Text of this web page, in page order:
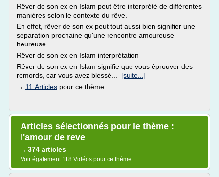
Rêver de son ex en Islam peut être interprété de différentes
manières selon le contexte du rêve.
En effet, rêver de son ex peut tout aussi bien signifier une
séparation prochaine qu'une rencontre amoureuse
heureuse.
Rêver de son ex en Islam interprétation
Rêver de son ex en Islam signifie que vous éprouver des
remords, car vous avez blessé... [suite...]
→ 11 Articles pour ce thème
Articles sélectionnés pour le thème :
l'amour de reve
→ 374 articles
Voir également 118 Vidéos pour ce thème